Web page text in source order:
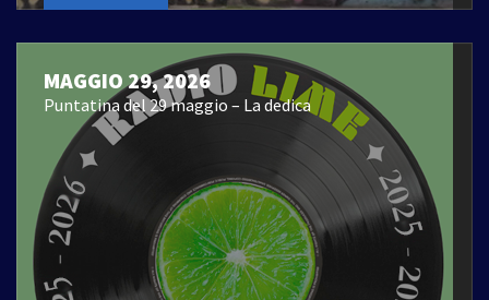
MAGGIO 29, 2026
Puntatina del 29 maggio – La dedica